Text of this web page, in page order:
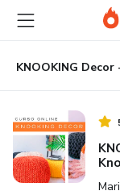
para
conteúdo
principal
para
pagamento
para
rodapé